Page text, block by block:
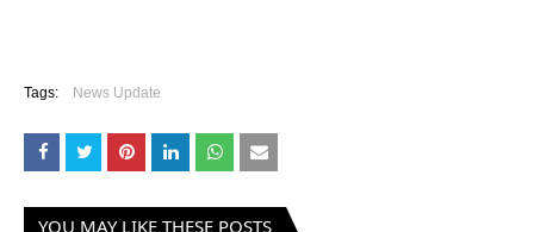
Tags: News Update
YOU MAY LIKE THESE POSTS